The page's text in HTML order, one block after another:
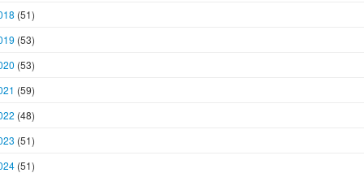
(51)
(53)
(53)
(59)
(48)
(51)
(51)